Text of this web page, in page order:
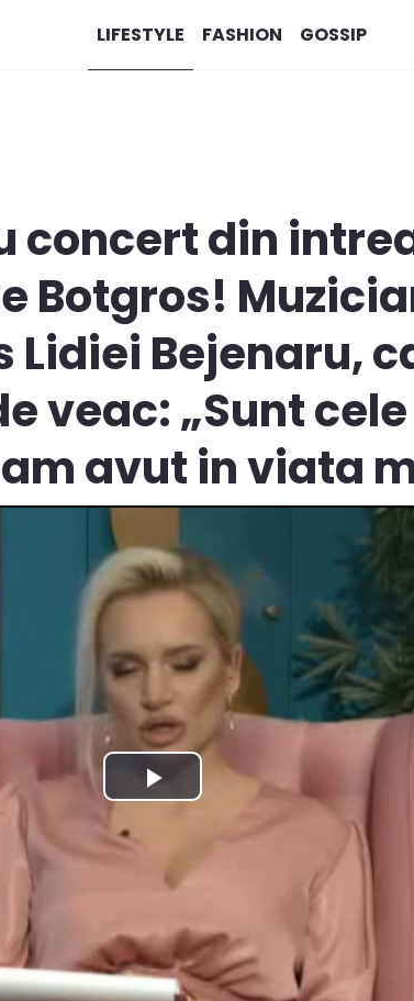
LIFESTYLE FASHION GOSSIP
concert din
Botgros!
Lidiei Bejenaru,
veac: „Sunt
avut in viata